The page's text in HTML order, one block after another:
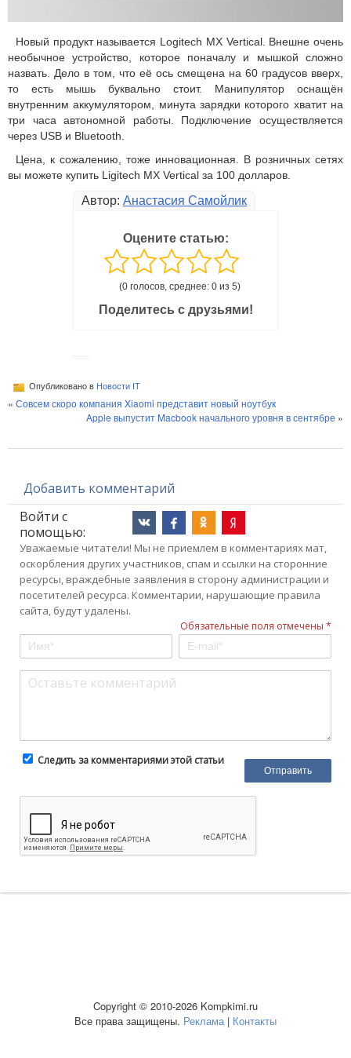
Новый продукт называется Logitech MX Vertical. Внешне очень
необычное устройство, которое поначалу и мышкой сложно
назвать. Дело в том, что её ось смещена на 60 градусов вверх,
то есть мышь буквально стоит. Манипулятор оснащён
внутренним аккумулятором, минута зарядки которого хватит на
три часа автономной работы. Подключение осуществляется
через USB и Bluetooth.
Цена, к сожалению, тоже инновационная. В розничных сетях
вы можете купить Ligitech MX Vertical за 100 долларов.
Автор: Анастасия Самойлик
Оцените статью:
(0 голосов, среднее: 0 из 5)
Поделитесь с друзьями!
Опубликовано в Новости IT
« Совсем скоро компания Xiaomi представит новый ноутбук
Apple выпустит Macbook начального уровня в сентябре »
Добавить комментарий
Войти с
помощью:
Уважаемые читатели! Мы не приемлем в комментариях мат,
оскорбления других участников, спам и ссылки на сторонние
ресурсы, враждебные заявления в сторону администрации и
посетителей ресурса. Комментарии, нарушающие правила
сайта, будут удалены.
Обязательные поля отмечены *
Следить за комментариями этой статьи
Copyright © 2010-2026 Kompkimi.ru
Все права защищены. Реклама | Контакты